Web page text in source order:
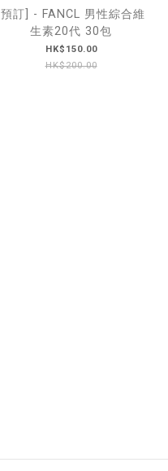
[預訂] - FANCL 男性綜合維
生素20代 30包
HK$150.00
HK$200.00